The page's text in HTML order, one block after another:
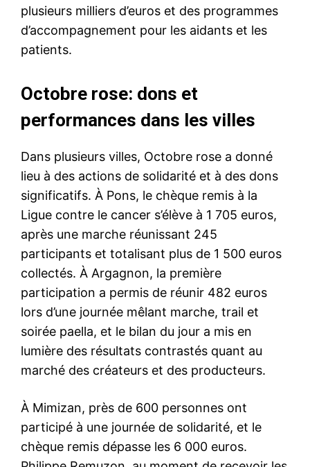
plusieurs milliers d’euros et des programmes
d’accompagnement pour les aidants et les
patients.
Octobre rose: dons et
performances dans les villes
Dans plusieurs villes, Octobre rose a donné
lieu à des actions de solidarité et à des dons
significatifs. À Pons, le chèque remis à la
Ligue contre le cancer s’élève à 1 705 euros,
après une marche réunissant 245
participants et totalisant plus de 1 500 euros
collectés. À Argagnon, la première
participation a permis de réunir 482 euros
lors d’une journée mêlant marche, trail et
soirée paella, et le bilan du jour a mis en
lumière des résultats contrastés quant au
marché des créateurs et des producteurs.
À Mimizan, près de 600 personnes ont
participé à une journée de solidarité, et le
chèque remis dépasse les 6 000 euros.